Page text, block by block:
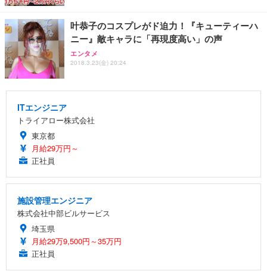
叶恭子のコスプレがド迫力！『キューティーハ
ニー』敵キャラに「再現度高い」の声
エンタメ
2018.3.23(金) 20:24
ITエンジニア
トライアロー株式会社
東京都
月給29万円～
正社員
施設管理エンジニア
株式会社中部ビルサービス
埼玉県
月給29万9,500円～35万円
正社員